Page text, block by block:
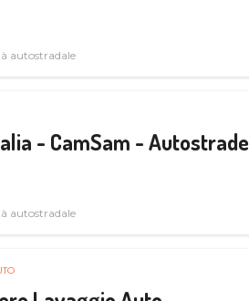
autostradale
- CamSam - Autostrade
autostradale